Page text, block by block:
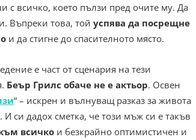
с всичко, което пълзи пред очите му. Да
Въпреки това, той успява да посрещне
и да стигне до спасителното място.
е част от сценария на тези
Беър Грилс обаче не е актьор. Освен
“ – искрен и вълнуващ разказ за живота
си дадох сметка, че този мъж си е такъв
всичко и безкрайно оптимистичен и